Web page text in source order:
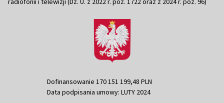
Dofinansowanie 170 151 199,48 PLN
Data podpisania umowy: LUTY 2024